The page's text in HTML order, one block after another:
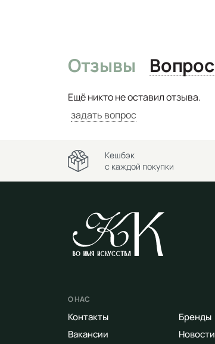
Отзывы
Ещё никто не оставил отзыва.
задать вопрос
Кешбэк
с каждой покупки
О НАС
Контакты
Вакансии
Бренды
Новости